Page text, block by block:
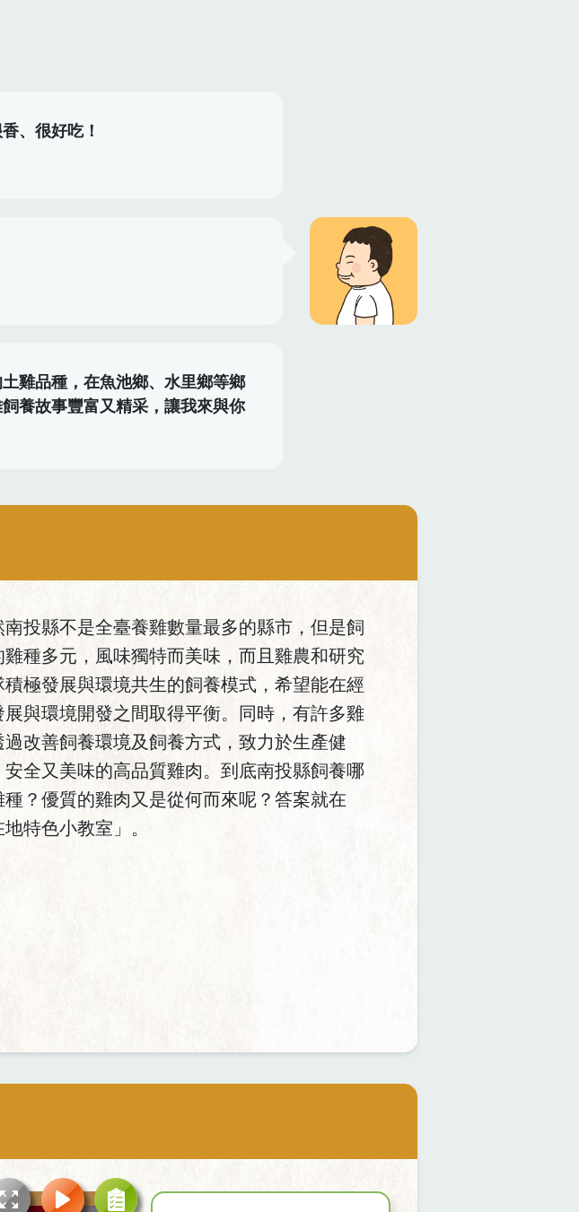
、很好吃！
雞品種，在魚池鄉、水里鄉等鄉
養故事豐富又精采，讓我來與你
南投縣不是全臺養雞數量最多的縣市，但是飼
雞種多元，風味獨特而美味，而且雞農和研究
積極發展與環境共生的飼養模式，希望能在經
展與環境開發之間取得平衡。同時，有許多雞
過改善飼養環境及飼養方式，致力於生產健
安全又美味的高品質雞肉。到底南投縣飼養哪
種？優質的雞肉又是從何而來呢？答案就在
地特色小教室」。